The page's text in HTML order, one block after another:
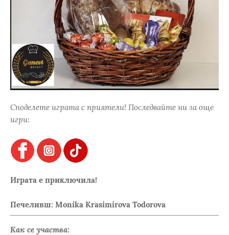
Споделете играта с приятели! Последвайте ни за още
игри:
Играта е приключила!
Печеливш: Monika Krasimirova Todorova
Как се участва: